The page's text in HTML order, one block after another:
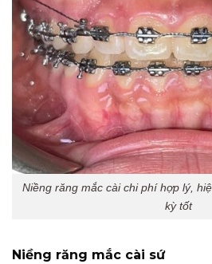
Niềng răng mắc cài chi phí hợp lý,
kỳ tốt
Niềng răng mắc cài sứ